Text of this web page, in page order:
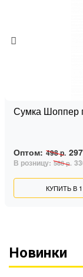
Сумка Шоппер
Оптом: 498 р.
В розницу: 588 р.
КУПИТЬ В
Новинки